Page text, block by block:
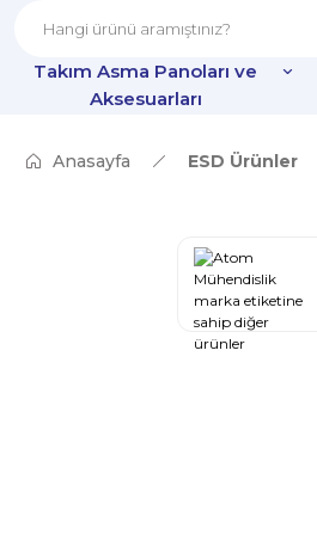
Takım Asma Panoları ve
Aksesuarları
Anasayfa ESD Ürünler